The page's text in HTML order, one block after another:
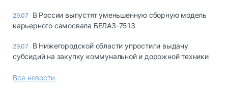
29.07
В России выпустят уменьшенную сборную модель
карьерного самосвала БЕЛАЗ-7513
29.07
В Нижегородской области упростили выдачу
субсидий на закупку коммунальной и дорожной техники
Все новости